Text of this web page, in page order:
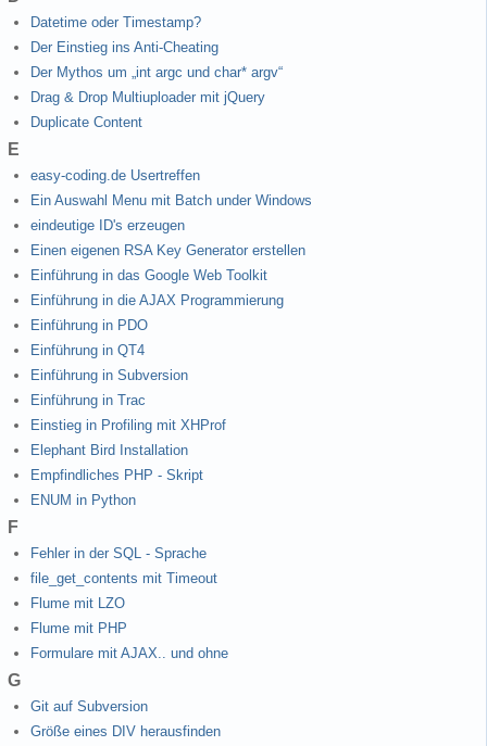
Datetime oder Timestamp?
Der Einstieg ins Anti-Cheating
Der Mythos um „int argc und char* argv“
Drag & Drop Multiuploader mit jQuery
Duplicate Content
E
easy-coding.de Usertreffen
Ein Auswahl Menu mit Batch under Windows
eindeutige ID's erzeugen
Einen eigenen RSA Key Generator erstellen
Einführung in das Google Web Toolkit
Einführung in die AJAX Programmierung
Einführung in PDO
Einführung in QT4
Einführung in Subversion
Einführung in Trac
Einstieg in Profiling mit XHProf
Elephant Bird Installation
Empfindliches PHP - Skript
ENUM in Python
F
Fehler in der SQL - Sprache
file_get_contents mit Timeout
Flume mit LZO
Flume mit PHP
Formulare mit AJAX.. und ohne
G
Git auf Subversion
Größe eines DIV herausfinden